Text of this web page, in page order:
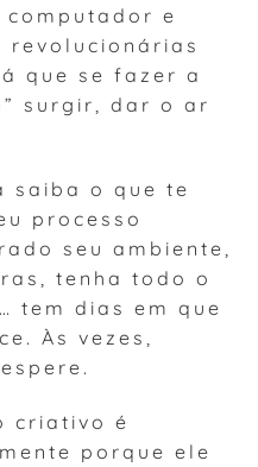
e
revolucionárias
que se fazer a
surgir, dar o ar
saiba o que te
processo
seu ambiente,
tenha todo o
tem dias em que
Às vezes,
criativo é
porque ele